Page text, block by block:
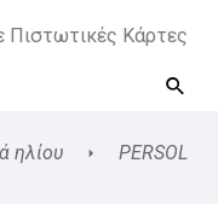
Πιστωτικές Κάρτες
ηλίου
PERSOL